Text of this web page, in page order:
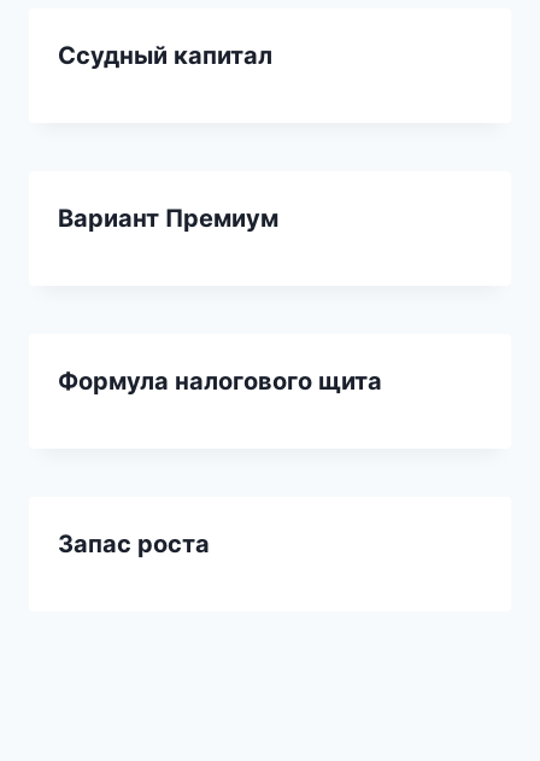
Ссудный капитал
Вариант Премиум
Формула налогового щита
Запас роста